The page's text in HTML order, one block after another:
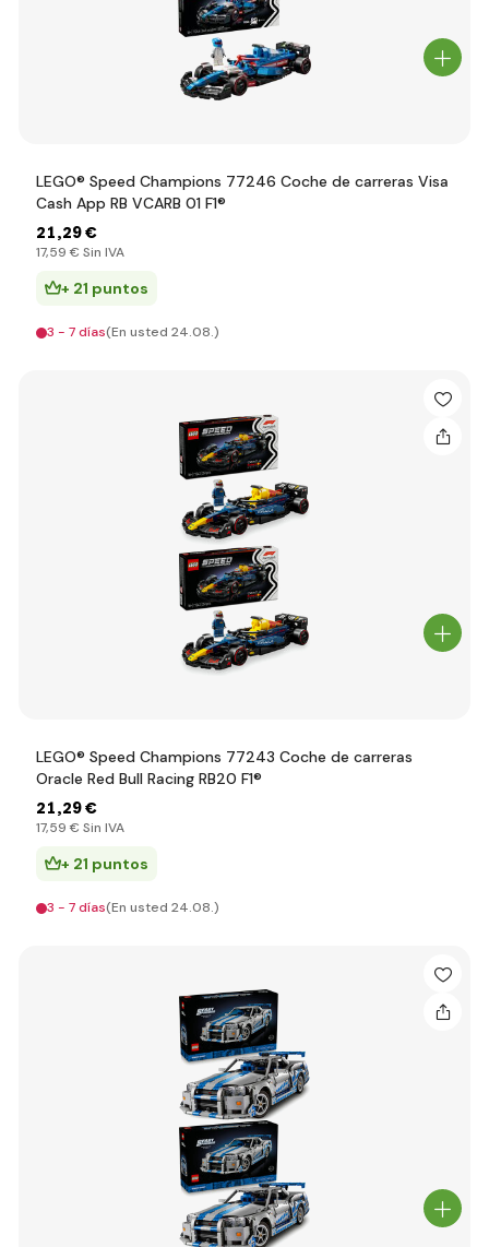
LEGO® Speed Champions 77246 Coche de carreras Visa
Cash App RB VCARB 01 F1®
21,29 €
17,59 € Sin IVA
+ 21 puntos
3 - 7 días(En usted 24.08.)
LEGO® Speed Champions 77243 Coche de carreras
Oracle Red Bull Racing RB20 F1®
21,29 €
17,59 € Sin IVA
+ 21 puntos
3 - 7 días(En usted 24.08.)